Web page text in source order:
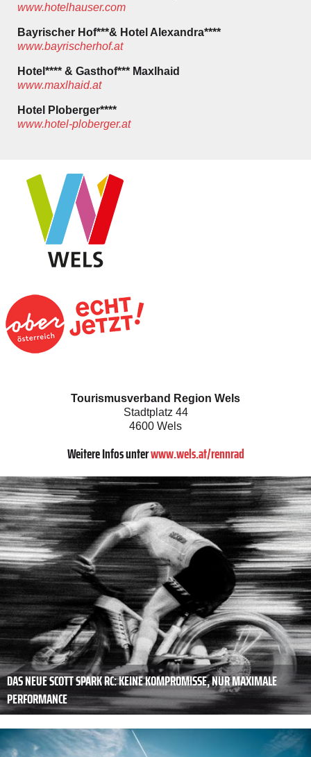
www.hotelhauser.com
Bayrischer Hof***& Hotel Alexandra****
www.bayrischerhof.at
Hotel**** & Gasthof*** Maxlhaid
www.maxlhaid.at
Hotel Ploberger****
www.hotel-ploberger.at
Tourismusverband Region Wels
Stadtplatz 44
4600 Wels
Weitere Infos unterwww.wels.at/rennrad
DAS NEUE SCOTT SPARK RC: KEINE KOMPROMISSE, NUR MAXIMALE
PERFORMANCE